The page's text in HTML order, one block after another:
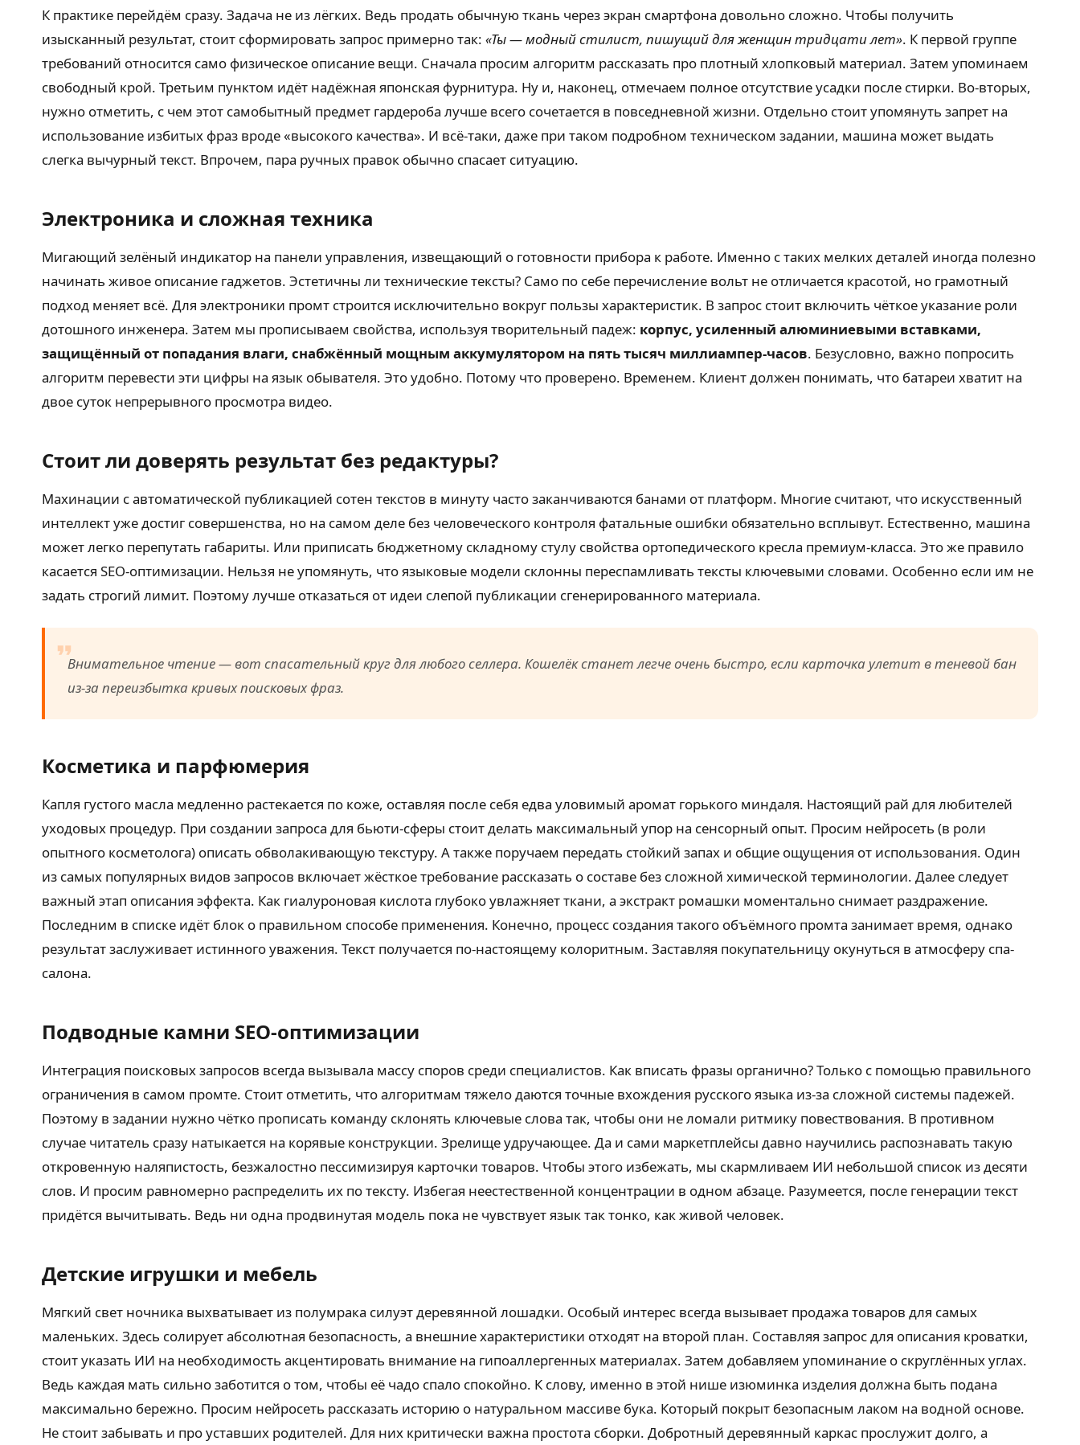
К практике перейдём сразу. Задача не из лёгких. Ведь продать обычную ткань через экран смартфона довольно сложно. Чтобы получить
изысканный результат, стоит сформировать запрос примерно так: «Ты — модный стилист, пишущий для женщин тридцати лет». К первой группе
требований относится само физическое описание вещи. Сначала просим алгоритм рассказать про плотный хлопковый материал. Затем упоминаем
свободный крой. Третьим пунктом идёт надёжная японская фурнитура. Ну и, наконец, отмечаем полное отсутствие усадки после стирки. Во-вторых,
нужно отметить, с чем этот самобытный предмет гардероба лучше всего сочетается в повседневной жизни. Отдельно стоит упомянуть запрет на
использование избитых фраз вроде «высокого качества». И всё-таки, даже при таком подробном техническом задании, машина может выдать
слегка вычурный текст. Впрочем, пара ручных правок обычно спасает ситуацию.
Электроника и сложная техника
Мигающий зелёный индикатор на панели управления, извещающий о готовности прибора к работе. Именно с таких мелких деталей иногда полезно
начинать живое описание гаджетов. Эстетичны ли технические тексты? Само по себе перечисление вольт не отличается красотой, но грамотный
подход меняет всё. Для электроники промт строится исключительно вокруг пользы характеристик. В запрос стоит включить чёткое указание роли
дотошного инженера. Затем мы прописываем свойства, используя творительный падеж: корпус, усиленный алюминиевыми вставками,
защищённый от попадания влаги, снабжённый мощным аккумулятором на пять тысяч миллиампер-часов. Безусловно, важно попросить
алгоритм перевести эти цифры на язык обывателя. Это удобно. Потому что проверено. Временем. Клиент должен понимать, что батареи хватит на
двое суток непрерывного просмотра видео.
Стоит ли доверять результат без редактуры?
Махинации с автоматической публикацией сотен текстов в минуту часто заканчиваются банами от платформ. Многие считают, что искусственный
интеллект уже достиг совершенства, но на самом деле без человеческого контроля фатальные ошибки обязательно всплывут. Естественно, машина
может легко перепутать габариты. Или приписать бюджетному складному стулу свойства ортопедического кресла премиум-класса. Это же правило
касается SEO-оптимизации. Нельзя не упомянуть, что языковые модели склонны переспамливать тексты ключевыми словами. Особенно если им не
задать строгий лимит. Поэтому лучше отказаться от идеи слепой публикации сгенерированного материала.
Внимательное чтение — вот спасательный круг для любого селлера. Кошелёк станет легче очень быстро, если карточка улетит в теневой бан
из-за переизбытка кривых поисковых фраз.
Косметика и парфюмерия
Капля густого масла медленно растекается по коже, оставляя после себя едва уловимый аромат горького миндаля. Настоящий рай для любителей
уходовых процедур. При создании запроса для бьюти-сферы стоит делать максимальный упор на сенсорный опыт. Просим нейросеть (в роли
опытного косметолога) описать обволакивающую текстуру. А также поручаем передать стойкий запах и общие ощущения от использования. Один
из самых популярных видов запросов включает жёсткое требование рассказать о составе без сложной химической терминологии. Далее следует
важный этап описания эффекта. Как гиалуроновая кислота глубоко увлажняет ткани, а экстракт ромашки моментально снимает раздражение.
Последним в списке идёт блок о правильном способе применения. Конечно, процесс создания такого объёмного промта занимает время, однако
результат заслуживает истинного уважения. Текст получается по-настоящему колоритным. Заставляя покупательницу окунуться в атмосферу спа-
салона.
Подводные камни SEO-оптимизации
Интеграция поисковых запросов всегда вызывала массу споров среди специалистов. Как вписать фразы органично? Только с помощью правильного
ограничения в самом промте. Стоит отметить, что алгоритмам тяжело даются точные вхождения русского языка из-за сложной системы падежей.
Поэтому в задании нужно чётко прописать команду склонять ключевые слова так, чтобы они не ломали ритмику повествования. В противном
случае читатель сразу натыкается на корявые конструкции. Зрелище удручающее. Да и сами маркетплейсы давно научились распознавать такую
откровенную наляпистость, безжалостно пессимизируя карточки товаров. Чтобы этого избежать, мы скармливаем ИИ небольшой список из десяти
слов. И просим равномерно распределить их по тексту. Избегая неестественной концентрации в одном абзаце. Разумеется, после генерации текст
придётся вычитывать. Ведь ни одна продвинутая модель пока не чувствует язык так тонко, как живой человек.
Детские игрушки и мебель
Мягкий свет ночника выхватывает из полумрака силуэт деревянной лошадки. Особый интерес всегда вызывает продажа товаров для самых
маленьких. Здесь солирует абсолютная безопасность, а внешние характеристики отходят на второй план. Составляя запрос для описания кроватки,
стоит указать ИИ на необходимость акцентировать внимание на гипоаллергенных материалах. Затем добавляем упоминание о скруглённых углах.
Ведь каждая мать сильно заботится о том, чтобы её чадо спало спокойно. К слову, именно в этой нише изюминка изделия должна быть подана
максимально бережно. Просим нейросеть рассказать историю о натуральном массиве бука. Который покрыт безопасным лаком на водной основе.
Не стоит забывать и про уставших родителей. Для них критически важна простота сборки. Добротный деревянный каркас прослужит долго, а